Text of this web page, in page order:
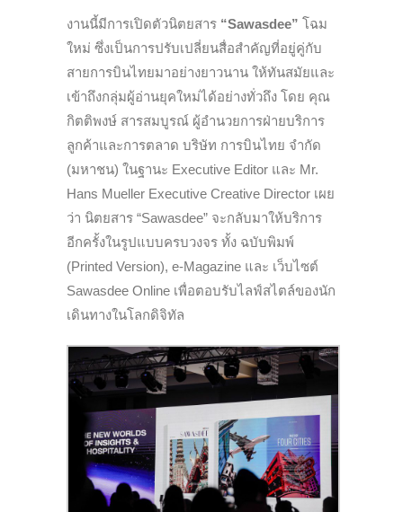
งานนี้มีการเปิดตัวนิตยสาร “Sawasdee” โฉม
ใหม่ ซึ่งเป็นการปรับเปลี่ยนสื่อสำคัญที่อยู่คู่กับ
สายการบินไทยมาอย่างยาวนาน ให้ทันสมัยและ
เข้าถึงกลุ่มผู้อ่านยุคใหม่ได้อย่างทั่วถึง โดย คุณ
กิตติพงษ์ สารสมบูรณ์ ผู้อำนวยการฝ่ายบริการ
ลูกค้าและการตลาด บริษัท การบินไทย จำกัด
(มหาชน) ในฐานะ Executive Editor และ Mr.
Hans Mueller Executive Creative Director เผย
ว่า นิตยสาร “Sawasdee” จะกลับมาให้บริการ
อีกครั้งในรูปแบบครบวงจร ทั้ง ฉบับพิมพ์
(Printed Version), e-Magazine และ เว็บไซต์
Sawasdee Online เพื่อตอบรับไลฟ์สไตล์ของนัก
เดินทางในโลกดิจิทัล